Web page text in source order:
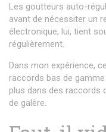
Les goutteurs auto-
avant de nécessiter un
électronique, lui, tient
régulièrement.
Dans mon expérience,
raccords bas de
plus dans des raccords
de galère.